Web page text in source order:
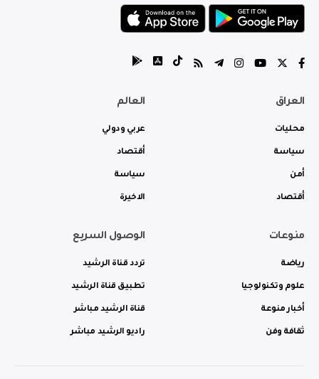
العراق
محليات
سياسة
أمن
أقتصاد
العالم
عربي ودولي
أقتصاد
سياسة
الاخيرة
منوعات
رياضة
علوم وتكنولوجيا
أخبار منوعة
ثقافة وفن
الوصول السريع
تردد قناة الرشيد
تطبيق قناة الرشيد
قناة الرشيد مباشر
راديو الرشيد مباشر